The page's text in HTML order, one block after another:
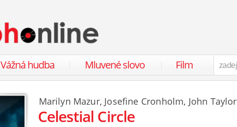
Vážná hudba Mluvené slovo Film
Marilyn Mazur, Josefine Cronholm, John Taylor
Celestial Circle